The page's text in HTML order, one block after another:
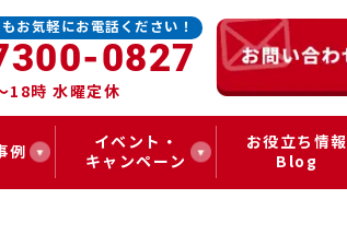
お気軽にお電話ください！
0827
18時 水曜定休
例
イベント・
キャンペーン
お役立ち情報
Blog